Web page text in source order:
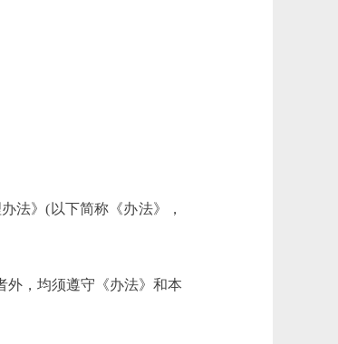
》(以下简称《办法》，
，均须遵守《办法》和本